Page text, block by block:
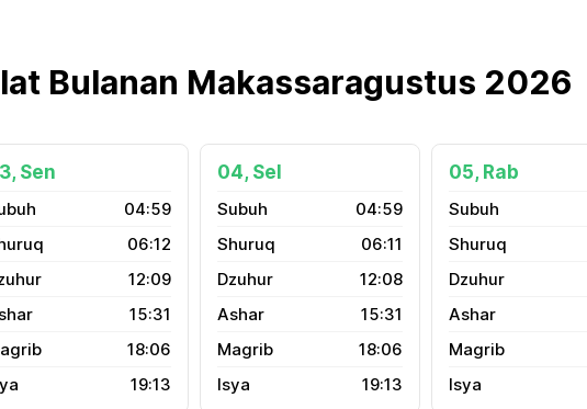
Bulanan Makassaragustus 2026
Sen
04:59
06:12
12:09
15:31
18:06
19:13
04, Sel
04:59
06:11
12:08
15:31
18:06
19:13
05, Rab